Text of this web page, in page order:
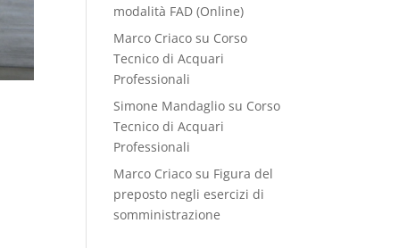
modalità FAD (Online)
Marco Criaco su Corso
Tecnico di Acquari
Professionali
Simone Mandaglio su Corso
Tecnico di Acquari
Professionali
Marco Criaco su Figura del
preposto negli esercizi di
somministrazione